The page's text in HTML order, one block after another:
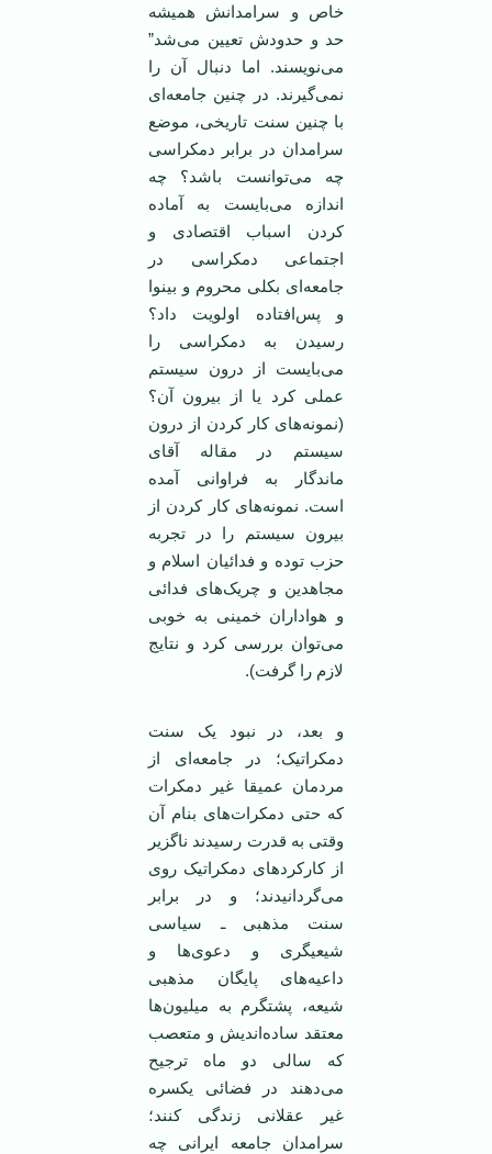
خاص و سرامدانش همیشه
حد و حدود‌ش تعیین می‌شد”
می‌نویسند. اما دنبال آن را
نمی‌گیرند. در چنین جامعه‌ای
با چنین سنت تاریخی، موضع
سرامدان در برابر دمکراسی
چه می‌توانست باشد؟ چه
اندازه می‌بایست به آماده
کردن اسباب اقتصادی و
اجتماعی دمکراسی در
جامعه‌ای بکلی محروم و بینوا
و پس‌افتاده اولویت داد؟
رسیدن به دمکراسی را
می‌بایست از درون سیستم
عملی کرد یا از بیرون آن؟
(نمونه‌های کار کردن از درون
سیستم در مقاله آقای
ماندگار به فراوانی آمده
است. نمونه‌های کار کردن از
بیرون سیستم را در تجربه
حزب توده و فدائیان اسلام و
مجاهدین و چریک‌های فدائی
و هواداران خمینی به خوبی
می‌توان بررسی کرد و نتایج
لازم را گرفت).
و بعد، در نبود یک سنت
دمکراتیک؛ در جامعه‌ای از
مردمان عمیقا غیر دمکرات
که حتی دمکرات‌های بنام آن
وقتی به قدرت رسیدند ناگزیر
از کارکرد‌های دمکراتیک روی
می‌گردانیدند؛ و در برابر
سنت مذهبی ـ سیاسی
شیعیگری و دعوی‌ها و
داعیه‌های پایگان مذهبی
شیعه، پشتگرم به میلیون‌ها
معتقد ساده‌اندیش و متعصب
که سالی دو ماه ترجیح
می‌دهند در فضائی یکسره
غیر عقلانی زندگی کنند؛
سرامدان جامعه ایرانی چه